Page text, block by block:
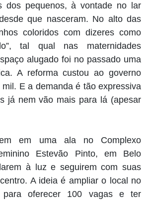
dos pequenos, à vontade no lar
que nasceram. No alto das
coloridos com dizeres como
tal qual nas maternidades
alugado foi no passado uma
A reforma custou ao governo
E a demanda é tão expressiva
já nem vão mais para lá (apesar
em uma ala no Complexo
Estevão Pinto, em Belo
à luz e seguirem com suas
A ideia é ampliar o local no
oferecer 100 vagas e ter